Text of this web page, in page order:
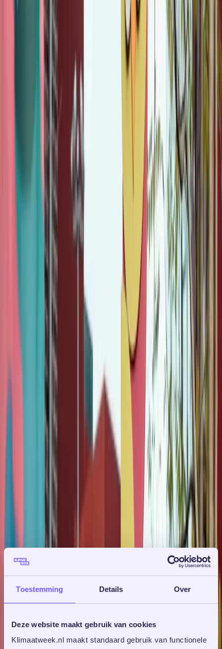
Toestemming Details Over
Deze website maakt gebruik van cookies
Klimaatweek.nl maakt standaard gebruik van functionele
In de Denk Doe Duurzaam Podcast praten presentator Ewout de
Bruijn en programmamanager Ivo Bonajo je bij over duurzaamheid
binnen de bedrijfsvoering van het Rijk. Samen met onze gasten van
binnen en buiten het Rijk worden alle duurzame thema’s uitgebreid
besproken. Van duurzame catering tot circulair meubilair. En van
elektrische dienstauto’s tot ICT. Alles komt aan bod. In de eerste
aflevering van de podcast maken we kennis met het programma Denk
Doe Duurzaam. Ewout de Bruijn gaat in gesprek met twee leden van
het programmateam: Ivo Bonajo en Mandy de Visser.Ivo Bonajo,
programmamanager van Denk Doe Duurzaam, legt uit wat hij en het
programma precies samen met rijksbrede partners doen. Wat zijn de
laatste ontwikkelingen op het gebied van duurzaamheid binnen het
Rijk. Wat lukt er wel, en waar is verbetering nodig?Mandy de Visser,
verantwoordelijk voor het netwerk en de communicatie binnen het
programma, legt uit wat zij als team doen om de rijksambtenaar
duurzamer te laten denken én te doen. Hoe bereik je zoveel mogelijk
rijksmedewerkers met jouw boodschap? En hoe haal je ze over? Hoor
om de podcast te luisteren.
Wil je meer weten over wat de rijksoverheid doet om de
bedrijfsvoering van het Rijk duurzamer te maken, kijk op
www.denkdoeduurzaam.nl
#DuurzameEstafette: ‘Klimaatneutraal en circulair
werken is gewoon wat je anno 2021 wil doen’
In januari 2021 verscheen het nationaal plan Maatschappelijk
Verantwoord Inkopen (MVI) ‘Opdrachtgeven met ambitie, inkopen
met impact’. Dit is de aanpak vanuit zeven departementen binnen het
Rijk, waarmee zij de gezamenlijke inkoopkracht van de Nederlandse
overheden (zo’n 85 miljard euro per jaar) beter willen gaan inzetten
voor duurzame, circulaire en sociale doelen. Roald Lapperre
(directeur-generaal Milieu en Internationaal bij het ministerie van
IenW) en Marieke van Wallenburg (directeur-generaal
Overheidsorganisatie bij het ministerie van BZK) vertellen ons over
hun gezamenlijke drijfveren én verantwoordelijkheid op dit thema.
Inkoopcategorie Werkomgeving Rijk zet in op